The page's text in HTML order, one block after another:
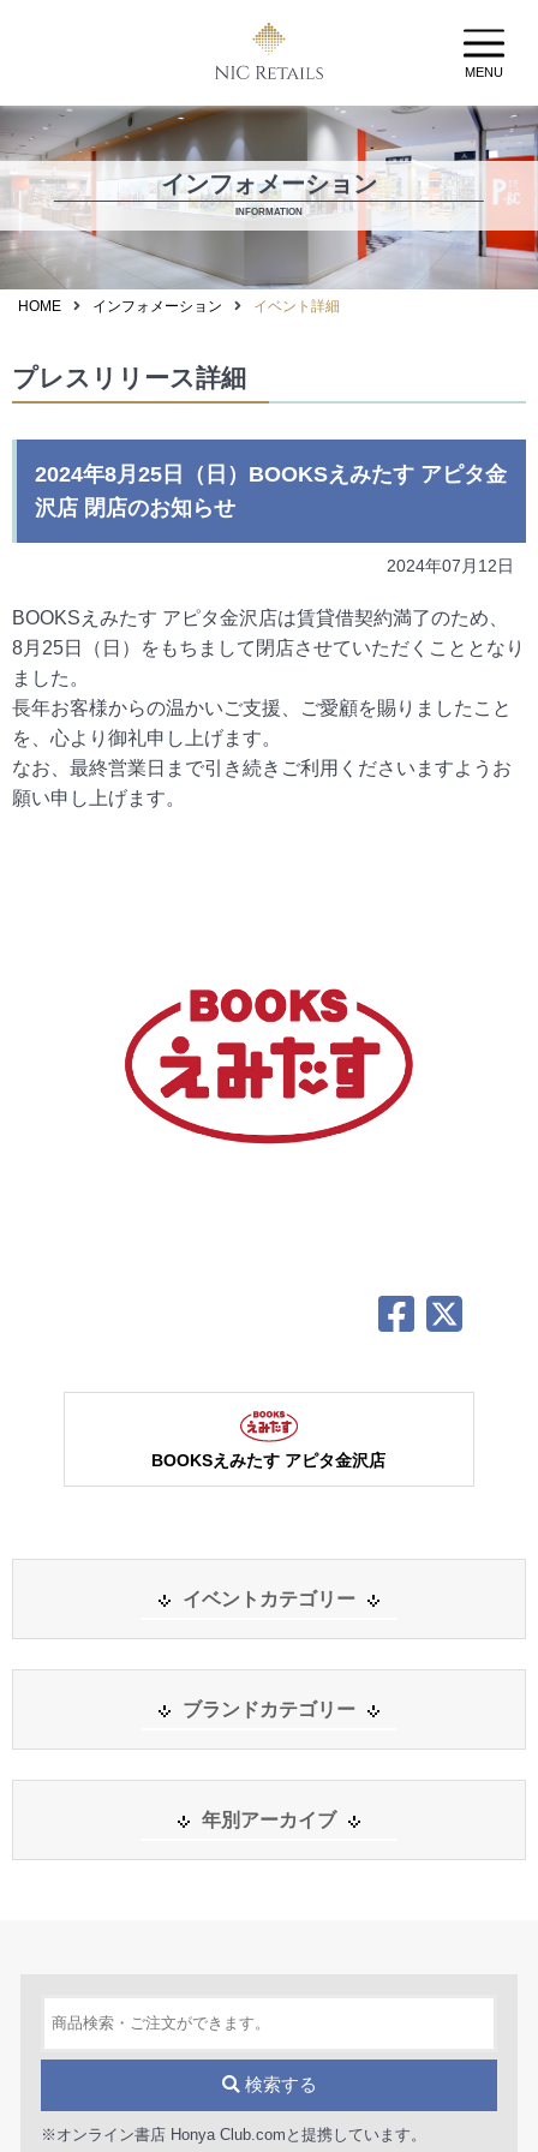
MENU
インフォメーション
INFORMATION
HOME インフォメーション イベント詳細
プレスリリース詳細
2024年8月25日（日）BOOKSえみたす アピタ金
沢店 閉店のお知らせ
2024年07月12日
BOOKSえみたす アピタ金沢店は賃貸借契約満了のため、
8月25日（日）をもちまして閉店させていただくこととなり
ました。
長年お客様からの温かいご支援、ご愛顧を賜りましたこと
を、心より御礼申し上げます。
なお、最終営業日まで引き続きご利用くださいますようお
願い申し上げます。
BOOKSえみたす アピタ金沢店
イベントカテゴリー
ブランドカテゴリー
年別アーカイブ
検索する
※オンライン書店 Honya Club.comと提携しています。